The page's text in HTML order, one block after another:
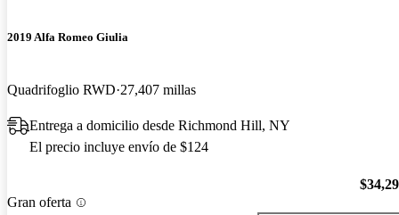
2019 Alfa Romeo Giulia
Quadrifoglio RWD 27,407 millas
Entrega a domicilio desde Richmond Hill, NY
El precio incluye envío de $124
Gran oferta